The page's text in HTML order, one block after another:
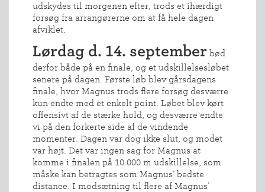
udskydes til morgenen efter, trods et ihærdigt
forsøg fra arrangørerne om at få hele dagen
afviklet.
Lørdag d. 14. september bød
derfor både på en finale, og et udskillelsesløbet
senere på dagen. Første løb blev gårsdagens
finale, hvor Magnus trods flere forsøg desværre
kun endte med et enkelt point. Løbet blev kørt
offensivt af de stærke hold, og desværre endte
vi på den forkerte side af de vindende
momenter. Dagen var dog ikke slut, og modet
var højt. Det var ingen sag for Magnus at
komme i finalen på 10.000 m udskillelse, som
måske kan betragtes som Magnus’ bedste
distance. I modsætning til flere af Magnus’